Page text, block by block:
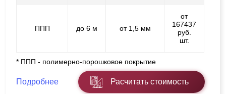
ППП до 6 м от 1,5 мм
от
167437
руб.
шт.
* ППП - полимерно-порошковое покрытие
Подробнее Расчитать стоимость